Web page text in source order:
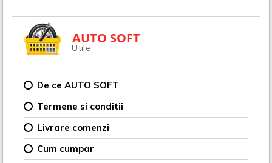
AUTO SOFT
Utile
De ce AUTO SOFT
Termene si conditii
Livrare comenzi
Cum cumpar